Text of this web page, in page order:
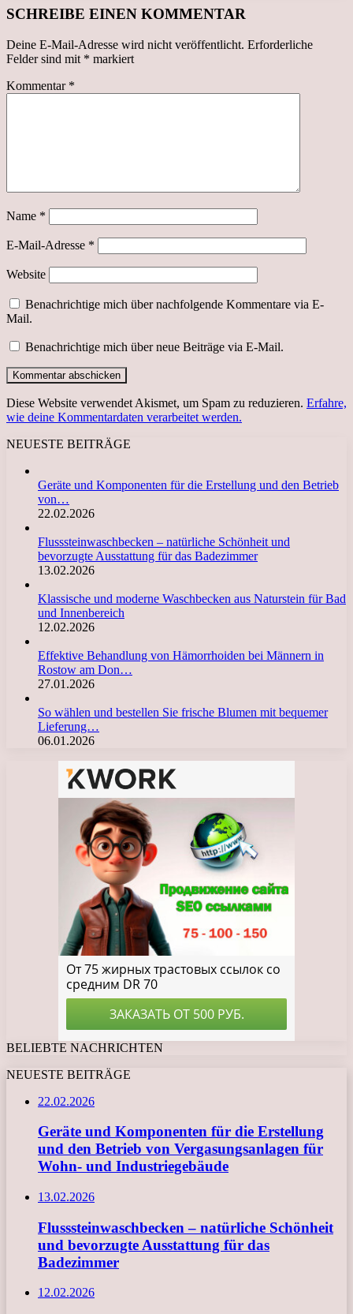
SCHREIBE EINEN KOMMENTAR
Deine E-Mail-Adresse wird nicht veröffentlicht. Erforderliche
Felder sind mit * markiert
Kommentar *
Name *
E-Mail-Adresse *
Website
Benachrichtige mich über nachfolgende Kommentare via E-
Mail.
Benachrichtige mich über neue Beiträge via E-Mail.
Diese Website verwendet Akismet, um Spam zu reduzieren. Erfahre,
wie deine Kommentardaten verarbeitet werden.
NEUESTE BEITRÄGE
Geräte und Komponenten für die Erstellung und den Betrieb
von…
22.02.2026
Flusssteinwaschbecken – natürliche Schönheit und
bevorzugte Ausstattung für das Badezimmer
13.02.2026
Klassische und moderne Waschbecken aus Naturstein für Bad
und Innenbereich
12.02.2026
Effektive Behandlung von Hämorrhoiden bei Männern in
Rostow am Don…
27.01.2026
So wählen und bestellen Sie frische Blumen mit bequemer
Lieferung…
06.01.2026
BELIEBTE NACHRICHTEN
NEUESTE BEITRÄGE
22.02.2026
Geräte und Komponenten für die Erstellung
und den Betrieb von Vergasungsanlagen für
Wohn- und Industriegebäude
13.02.2026
Flusssteinwaschbecken – natürliche Schönheit
und bevorzugte Ausstattung für das
Badezimmer
12.02.2026